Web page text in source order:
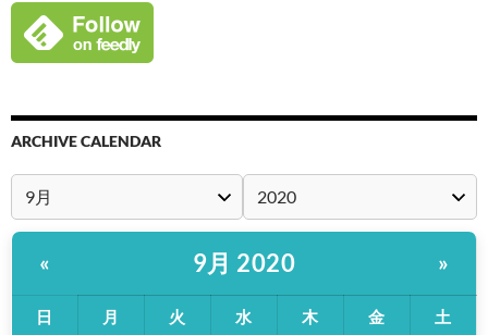
ARCHIVE CALENDAR
« 9月 2020 »
日 月 火 水 木 金 土